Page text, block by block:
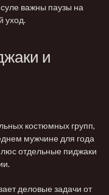
важны паузы на
уход.
и
костюмных групп,
мужчине для года
отдельные пиджаки
деловые задачи от